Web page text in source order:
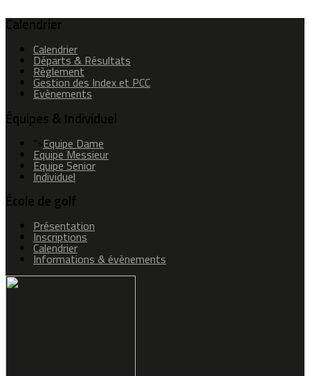
Calendrier
Calendrier
Départs & Résultats
Règlement
Gestion des Index et PCC
Evènements
Équipes & Individuel
">Equipe Dame
Equipe Messieur
Equipe Senior
Individuel
École de golf
Présentation
Inscriptions
Calendrier
Informations & évènements